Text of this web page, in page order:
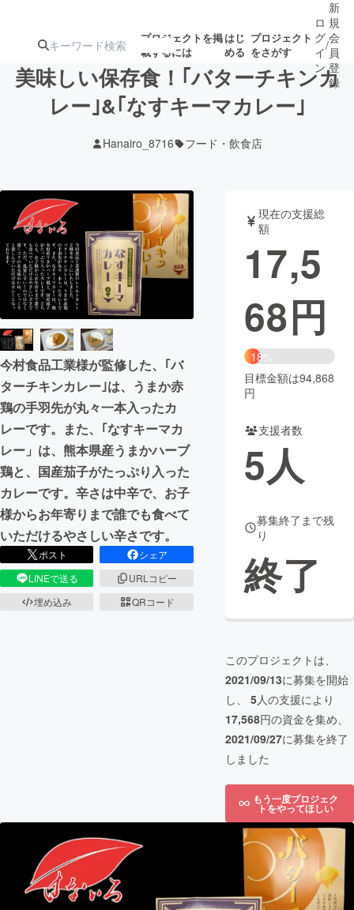
プロジェクトを掲
載するには
はじ
める
プロジェクト
をさがす
ターン
ジェクト
募集終了が近いプ
ロジェクト
アート・写真 音楽
テクノロジー・ガジェット ゲーム・
映像・映画 書籍・雑誌
ビジネス・起業 チャレンジ
まちづくり・地域活性化
CAMPFIRE for Social Good
CAMPFIRE Creation
CAMPFIREふるさと納税machi-ya コミュニティ
ロ
グ
イ
ン
/
新
規
会
員
登
録
美味しい保存食！｢バターチキンカ
レー｣&｢なすキーマカレー｣
Hanairo_8716 フード・飲食店
今村食品工業様が監修した、｢バ
ターチキンカレー｣は、うまか赤
鶏の手羽先が丸々一本入ったカ
レーです。また、｢なすキーマカ
レー」は、熊本県産うまかハーブ
鶏と、国産茄子がたっぷり入った
カレーです。辛さは中辛で、お子
様からお年寄りまで誰でも食べて
いただけるやさしい辛さです。
ポスト
シェア
LINEで送る
URLコピー
埋め込み
QRコード
現在の支援総
額
17,5
68円
18%
目標金額は94,868
円
支援者数
5人
募集終了まで残
り
終了
このプロジェクトは、
2021/09/13に募集を開始
し、 5人の支援により
17,568円の資金を集め、
2021/09/27に募集を終了
しました
もう一度プロジェク
トをやってほしい